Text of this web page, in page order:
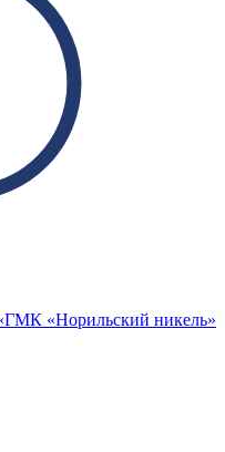
«Норильский никель»